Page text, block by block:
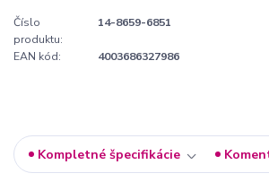
Číslo
produktu:
14-8659-6851
EAN kód: 4003686327986
Kompletné špecifikácie